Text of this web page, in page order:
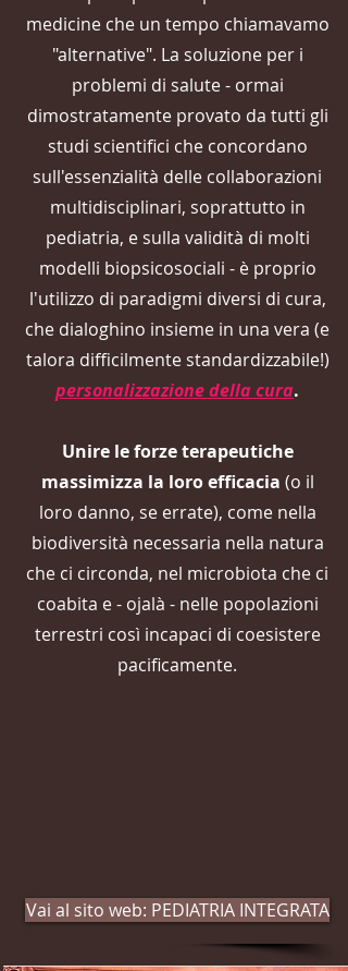
medicine che un tempo chiamavamo
"alternative". La soluzione per i
problemi di salute - ormai
dimostratamente provato da tutti gli
studi scientifici che concordano
sull'essenzialità delle collaborazioni
multidisciplinari, soprattutto in
pediatria, e sulla validità di molti
modelli biopsicosociali - è proprio
l'utilizzo di paradigmi diversi di cura,
che dialoghino insieme in una vera (e
talora difficilmente standardizzabile!)
personalizzazione della cura.
Unire le forze terapeutiche
massimizza la loro efficacia (o il
loro danno, se errate), come nella
biodiversità necessaria nella natura
che ci circonda, nel microbiota che ci
coabita e - ojalà - nelle popolazioni
terrestri così incapaci di coesistere
pacificamente.
Vai al sito web: PEDIATRIA INTEGRATA